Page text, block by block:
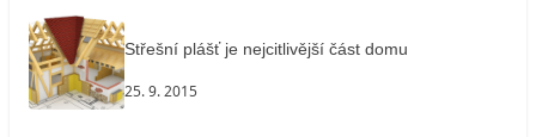
Střešní plášť je nejcitlivější část domu
25. 9. 2015